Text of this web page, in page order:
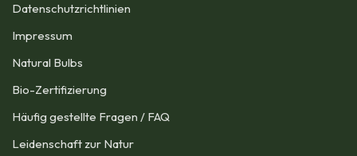
Datenschutzrichtlinien
Impressum​
Natural Bulbs
Bio-Zertifizierung
Häufig gestellte Fragen / FAQ
Leidenschaft zur Natur